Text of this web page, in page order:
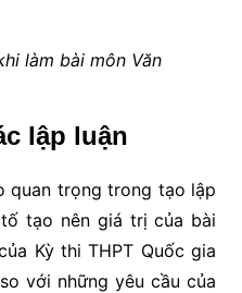
làm bài môn Văn
lập luận
quan trọng trong tạo lập
tạo nên giá trị của bài
Kỳ thi THPT Quốc gia
với những yêu cầu của